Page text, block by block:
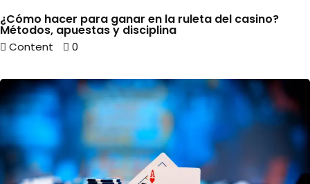
¿Cómo hacer para ganar en la ruleta del casino?
Métodos, apuestas y disciplina
Content 0